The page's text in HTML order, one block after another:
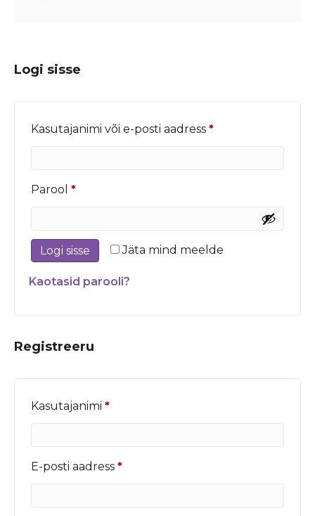
Logi sisse
Kasutajanimi või e-posti aadress *Nõutud
Parool *Nõutud
Jäta mind meelde
Logi sisse
Kaotasid parooli?
Registreeru
Kasutajanimi *Nõutud
E-posti aadress *Nõutud